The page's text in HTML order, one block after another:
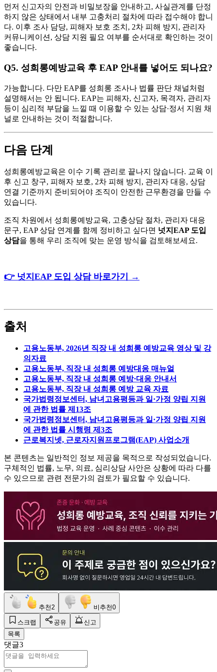
먼저 신고자의 안전과 비밀보장을 안내하고, 사실관계를 단정
하지 않은 상태에서 내부 고충처리 절차에 따라 접수해야 합니
다. 이후 조사 담당, 피해자 보호 조치, 2차 피해 방지, 관리자
커뮤니케이션, 상담 지원 필요 여부를 순서대로 확인하는 것이
좋습니다.
Q5. 성희롱예방교육 후 EAP 안내를 넣어도 되나요?
가능합니다. 다만 EAP를 성희롱 조사나 법률 판단 채널처럼
설명해서는 안 됩니다. EAP는 피해자, 신고자, 목격자, 관리자
등이 심리적 부담을 느낄 때 이용할 수 있는 상담·정서 지원 채
널로 안내하는 것이 적절합니다.
다음 단계
성희롱예방교육은 이수 기록 관리로 끝나지 않습니다. 교육 이
후 신고 창구, 피해자 보호, 2차 피해 방지, 관리자 대응, 상담
연결 기준까지 준비되어야 조직이 안전한 근무환경을 만들 수
있습니다.
조직 차원에서 성희롱예방교육, 고충상담 절차, 관리자 대응
문구, EAP 상담 연계를 함께 정비하고 싶다면 넛지EAP 도입
상담을 통해 우리 조직에 맞는 운영 방식을 검토해보세요.
👉 넛지EAP 도입 상담 바로가기 →
출처
고용노동부, 2026년 직장 내 성희롱 예방교육 영상 및 강
의자료
고용노동부, 직장 내 성희롱 예방대응 매뉴얼
고용노동부, 직장 내 성희롱 예방·대응 안내서
고용노동부, 직장 내 성희롱 예방 교육 자료
국가법령정보센터, 남녀고용평등과 일·가정 양립 지원
에 관한 법률 제13조
국가법령정보센터, 남녀고용평등과 일·가정 양립 지원
에 관한 법률 시행령 제3조
근로복지넷, 근로자지원프로그램(EAP) 사업소개
본 콘텐츠는 일반적인 정보 제공을 목적으로 작성되었습니다.
구체적인 법률, 노무, 의료, 심리상담 사안은 상황에 따라 다를
수 있으므로 관련 전문가의 검토가 필요할 수 있습니다.
추천 2 비추천0
스크랩 공유
신고
목록
댓글3